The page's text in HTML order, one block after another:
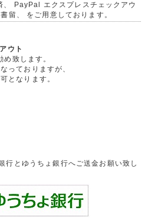
、 PayPal エクスプレスチェックアウ
留、 をご用意しております。
ウト
致します。
っておりますが、
となります。
行とゆうちょ銀行へご送金お願い致し